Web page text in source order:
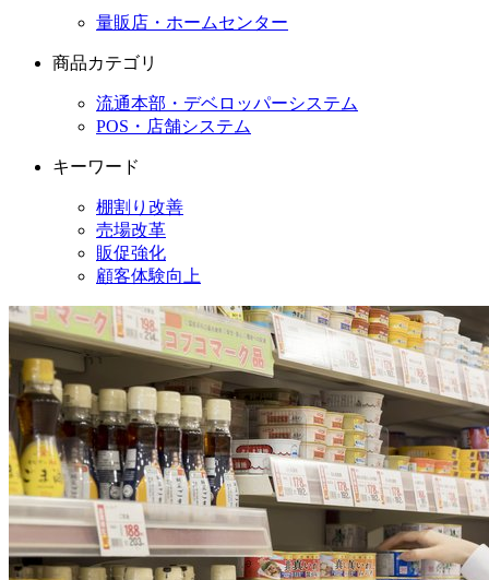
量販店・ホームセンター
商品カテゴリ
流通本部・デベロッパーシステム
POS・店舗システム
キーワード
棚割り改善
売場改革
販促強化
顧客体験向上